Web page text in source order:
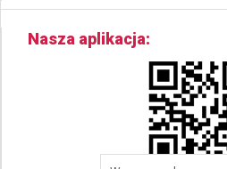
Nasza aplikacja